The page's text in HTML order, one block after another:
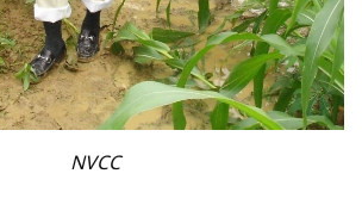
NVCC